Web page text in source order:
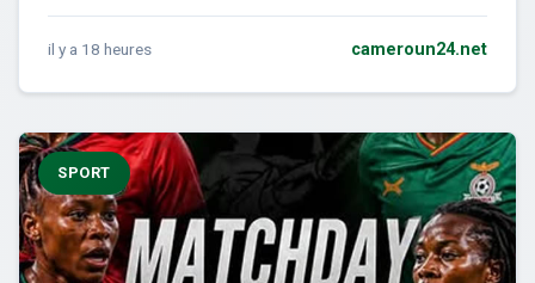
il y a 18 heures cameroun24.net
SPORT